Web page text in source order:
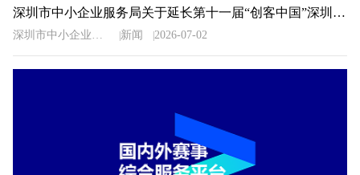
深圳市中小企业服务局关于延长第十一届“创客中国”深圳市中小企业创新创业大赛暨“专精特新”企业创新创业大赛报名时间的通知
深圳市中小企业服务局 新闻 2026-07-02